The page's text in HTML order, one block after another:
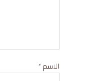
الاسم*